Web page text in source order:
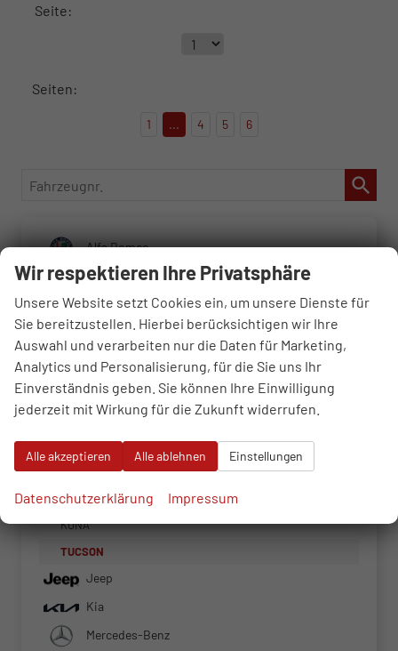
Seite:
Seiten:
1 ... 4 5 6
Fahrzeugnr.
Alfa Romeo
Audi
BMW
Cupra
Dacia
Fiat
Ford
Hyundai
i20
i30 Kombi
KONA
TUCSON
Jeep
Kia
Mercedes-Benz
Wir respektieren Ihre Privatsphäre
Unsere Website setzt Cookies ein, um unsere Dienste für
Sie bereitzustellen. Hierbei berücksichtigen wir Ihre
Auswahl und verarbeiten nur die Daten für Marketing,
Analytics und Personalisierung, für die Sie uns Ihr
Einverständnis geben. Sie können Ihre Einwilligung
jederzeit mit Wirkung für die Zukunft widerrufen.
Alle akzeptieren Alle ablehnen Einstellungen
Datenschutzerklärung Impressum